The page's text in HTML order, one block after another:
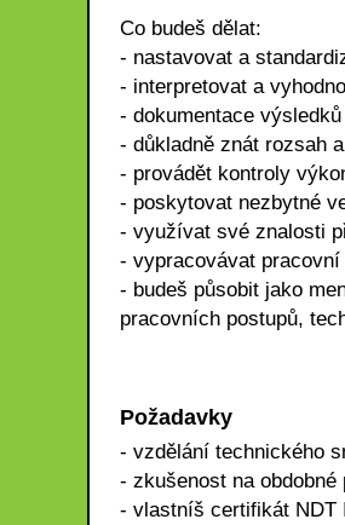
Co budeš dělat:
- nastavovat a
- interpretovat a
- dokumentace výsledků
- důkladně znát rozsah
- provádět kontroly
- poskytovat nezbytné
- využívat své znalosti
- vypracovávat
- budeš působit jako
pracovních postupů,
Požadavky
- vzdělání technického
- zkušenost na obdobné
- vlastníš certifikát NDT